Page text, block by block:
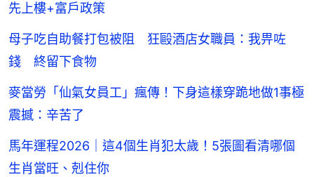
先上樓+富戶政策
母子吃自助餐打包被阻 狂毆酒店女職員：我畀咗
錢 終留下食物
麥當勞「仙氣女員工」瘋傳！下身這樣穿跪地做1事極
震撼：辛苦了
馬年運程2026｜這4個生肖犯太歲！5張圖看清哪個
生肖當旺、剋住你